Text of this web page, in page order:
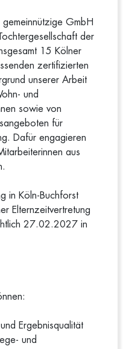
gemeinnützige GmbH
der
15 Kölner
zertifizierten
unserer Arbeit
und
sowie von
für
Dafür engagieren
aus
in Köln-Buchforst
Elternzeitvertretung
27.02.2027 in
Ergebnisqualität
und